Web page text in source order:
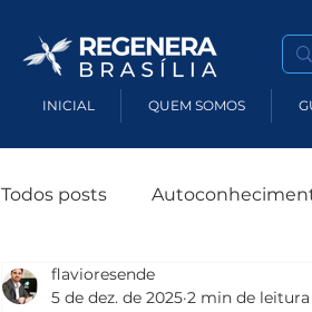
INICIAL QUEM SOMOS
Todos posts
Terapias Holísticas
flavioresende
5 de dez. de 2025 2 min de leitura